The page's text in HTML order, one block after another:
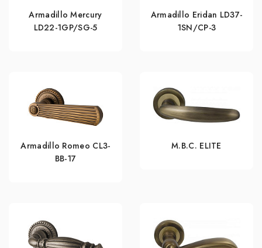
Armadillo Mercury
LD22-1GP/SG-5
Armadillo Eridan LD37-
1SN/CP-3
Armadillo Romeo CL3-
BB-17
M.B.C. ELITE